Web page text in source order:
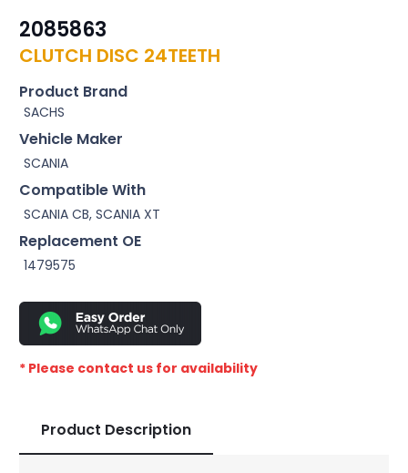
2085863
CLUTCH DISC 24TEETH
Product Brand
SACHS
Vehicle Maker
SCANIA
Compatible With
SCANIA CB, SCANIA XT
Replacement OE
1479575
* Please contact us for availability
Product Description